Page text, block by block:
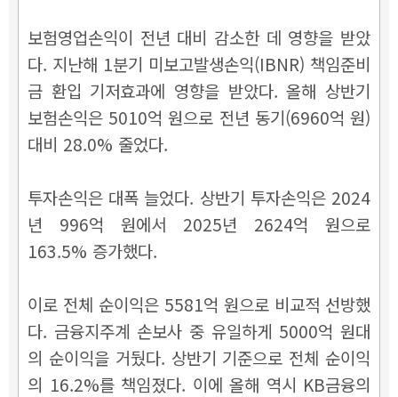
보험영업손익이 전년 대비 감소한 데 영향을 받았
다. 지난해 1분기 미보고발생손익(IBNR) 책임준비
금 환입 기저효과에 영향을 받았다. 올해 상반기
보험손익은 5010억 원으로 전년 동기(6960억 원)
대비 28.0% 줄었다.
투자손익은 대폭 늘었다. 상반기 투자손익은 2024
년 996억 원에서 2025년 2624억 원으로
163.5% 증가했다.
이로 전체 순이익은 5581억 원으로 비교적 선방했
다. 금융지주계 손보사 중 유일하게 5000억 원대
의 순이익을 거뒀다. 상반기 기준으로 전체 순이익
의 16.2%를 책임졌다. 이에 올해 역시 KB금융의